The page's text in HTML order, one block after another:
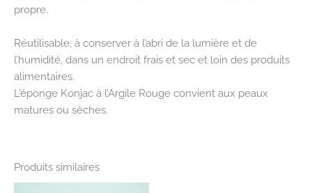
propre.
Réutilisable, à conserver à l’abri de la lumière et de
l’humidité, dans un endroit frais et sec et loin des produits
alimentaires.
L’éponge Konjac à l’Argile Rouge convient aux peaux
matures ou sèches.
Produits similaires